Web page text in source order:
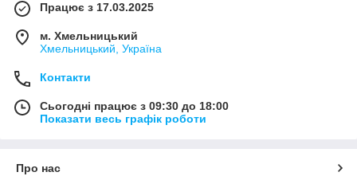
Працює з 17.03.2025
м. Хмельницький
Хмельницький, Україна
Контакти
Сьогодні працює з 09:30 до 18:00
Показати весь графік роботи
Про нас